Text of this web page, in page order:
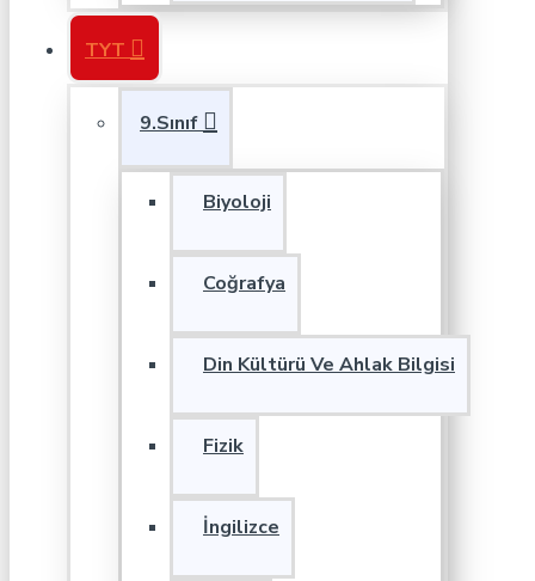
TYT
9.Sınıf
Biyoloji
Coğrafya
Din Kültürü Ve Ahlak Bilgisi
Fizik
İngilizce